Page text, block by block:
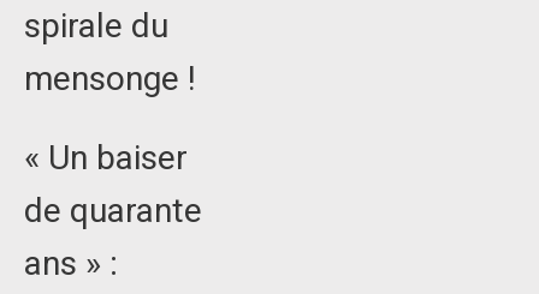
spirale du
mensonge !
« Un baiser
de quarante
ans » :